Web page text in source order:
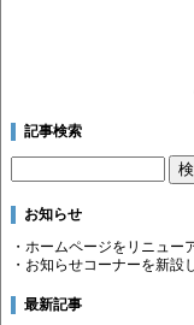
記事検索
お知らせ
・ホームページをリニュー
・お知らせコーナーを新設
最新記事